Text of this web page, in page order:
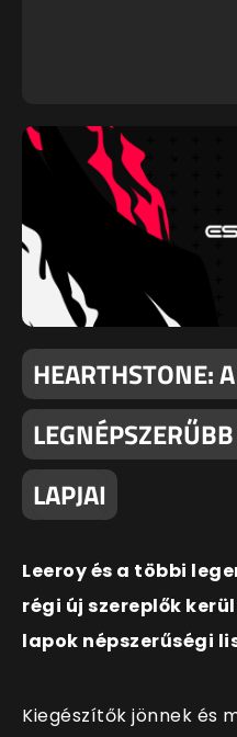
HEARTHSTONE:
LAPJAI
Leeroy és a többi
régi új szereplők
lapok népszerűségi
Kiegészítők jönnek és